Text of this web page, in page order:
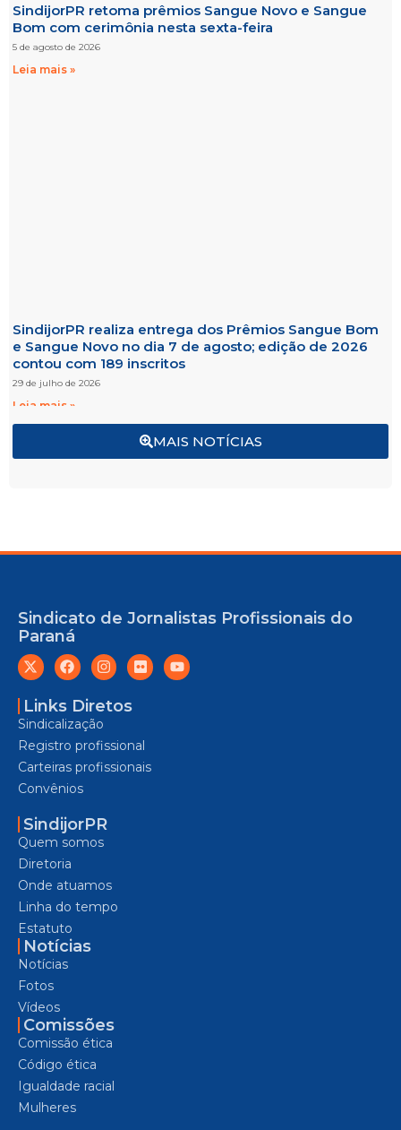
MAIS NOTÍCIAS
SindijorPR retoma prêmios Sangue Novo e Sangue
Bom com cerimônia nesta sexta-feira
5 de agosto de 2026
Leia mais »
SindijorPR realiza entrega dos Prêmios Sangue Bom
e Sangue Novo no dia 7 de agosto; edição de 2026
contou com 189 inscritos
29 de julho de 2026
Leia mais »
Sindicato de Jornalistas Profissionais do
Paraná
Links Diretos
Sindicalização
Registro profissional
Carteiras profissionais
Convênios
SindijorPR
Quem somos
Diretoria
Onde atuamos
Linha do tempo
Estatuto
Notícias
Notícias
Fotos
Vídeos
Comissões
Comissão ética
Código ética
Igualdade racial
Mulheres